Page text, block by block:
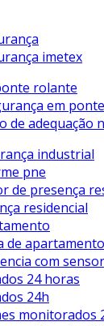
imetex
rolante
em
de
industrial
pne
de presença
residencial
de apartamento
com
24 horas
24h
monitorados